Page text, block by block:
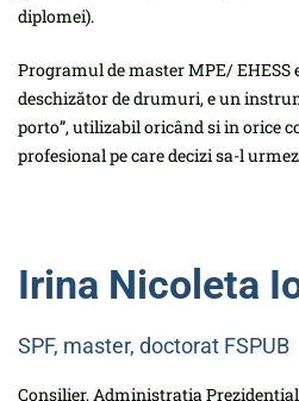
diplomei).
Programul de master MPE/
deschizător de drumuri, e un
porto”, utilizabil oricând si in orice
profesional pe care decizi sa-l
Irina Nicoleta
SPF, master, doctorat FSPUB
Consilier, Administrația